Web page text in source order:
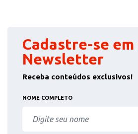
Cadastre-se em
Newsletter
Receba conteúdos exclusivos!
NOME COMPLETO